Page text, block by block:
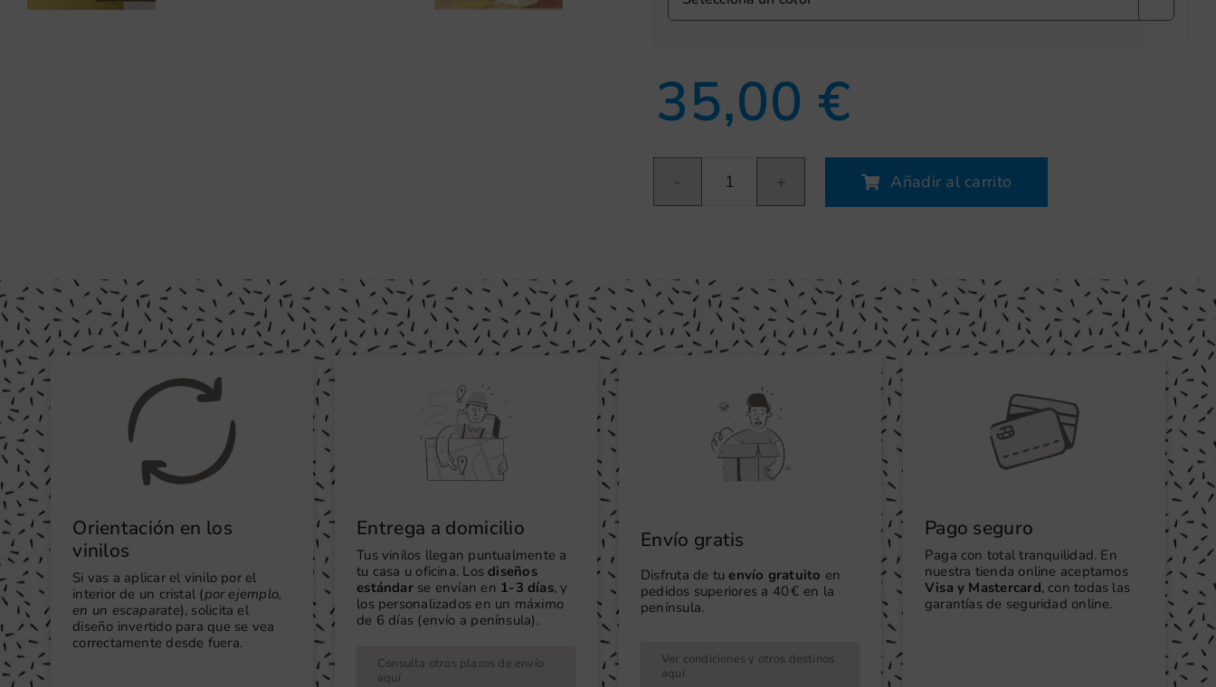
35,00 €
Estrella
geométrica
Añadir al carrito
Orientación en los
vinilos
Si vas a aplicar el vinilo por el
interior de un cristal (por ejemplo,
en un escaparate), solicita el
diseño invertido para que se vea
correctamente desde fuera.
Entrega a domicilio
Tus vinilos llegan puntualmente a
tu casa u oficina. Los diseños
estándarse envían en 1-3 días, y
los personalizados en un máximo
de 6 días (envío a península).
Consulta otros plazos de envío
aquí
Envío gratis
Disfruta de tu envío gratuito en
pedidos superiores a 40 € en la
península.
Ver condiciones y otros destinos
aquí
Pago seguro
Paga con total tranquilidad. En
nuestra tienda online aceptamos
Visa y Mastercard, con todas las
garantías de seguridad online.